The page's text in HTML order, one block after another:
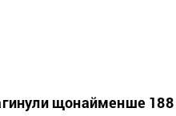
щонайменше 188